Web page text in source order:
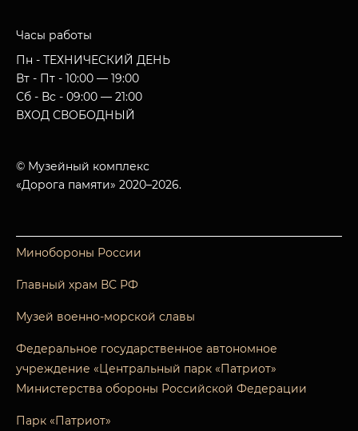
Часы работы
Пн - ТЕХНИЧЕСКИЙ ДЕНЬ
Вт - Пт - 10:00 — 19:00
Сб - Вс - 09:00 — 21:00
ВХОД СВОБОДНЫЙ
© Музейный комплекс
«Дорога памяти» 2020–2026.
Минобороны России
Главный храм ВС РФ
Музей военно-морской славы
Федеральное государственное автономное
учреждение «Центральный парк «Патриот»
Министерства обороны Российской Федерации
Парк «Патриот»